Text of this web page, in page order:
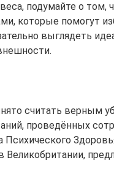
подумайте о
которые помогут
выглядеть
считать верным
проведённых
Психического
Великобритании,